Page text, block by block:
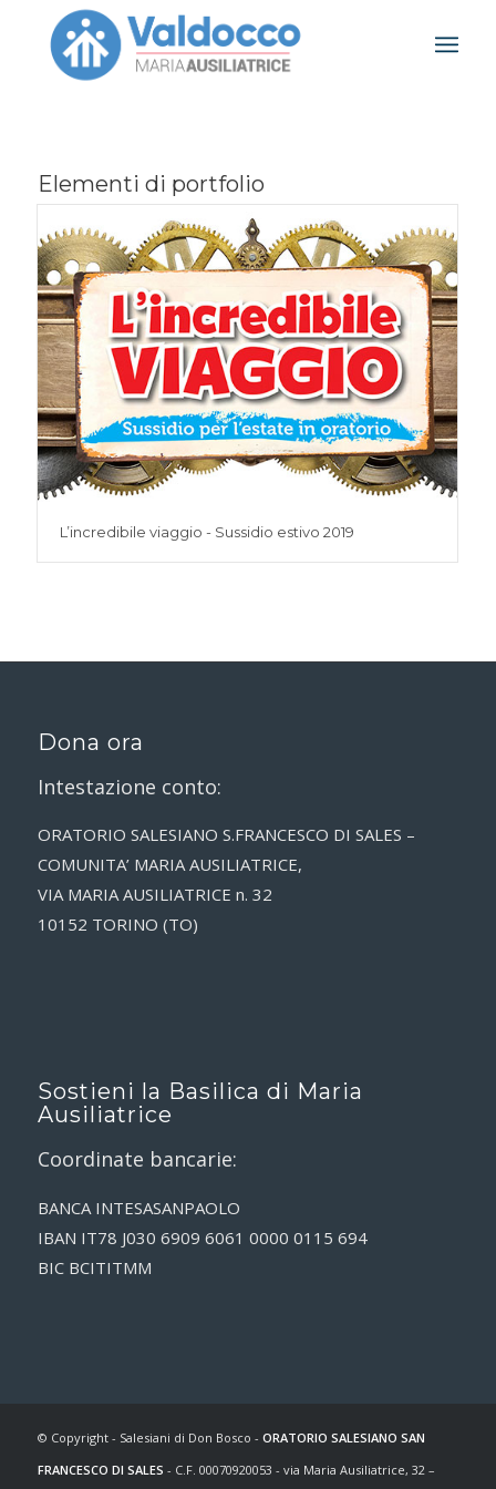
Elementi di portfolio
L’incredibile viaggio - Sussidio estivo 2019
Dona ora
Intestazione conto:
ORATORIO SALESIANO S.FRANCESCO DI SALES –
COMUNITA’ MARIA AUSILIATRICE,
VIA MARIA AUSILIATRICE n. 32
10152 TORINO (TO)
Sostieni la Basilica di Maria
Ausiliatrice
Coordinate bancarie:
BANCA INTESASANPAOLO
IBAN IT78 J030 6909 6061 0000 0115 694
BIC BCITITMM
© Copyright - Salesiani di Don Bosco - ORATORIO SALESIANO SAN
FRANCESCO DI SALES - C.F. 00070920053 - via Maria Ausiliatrice, 32 –